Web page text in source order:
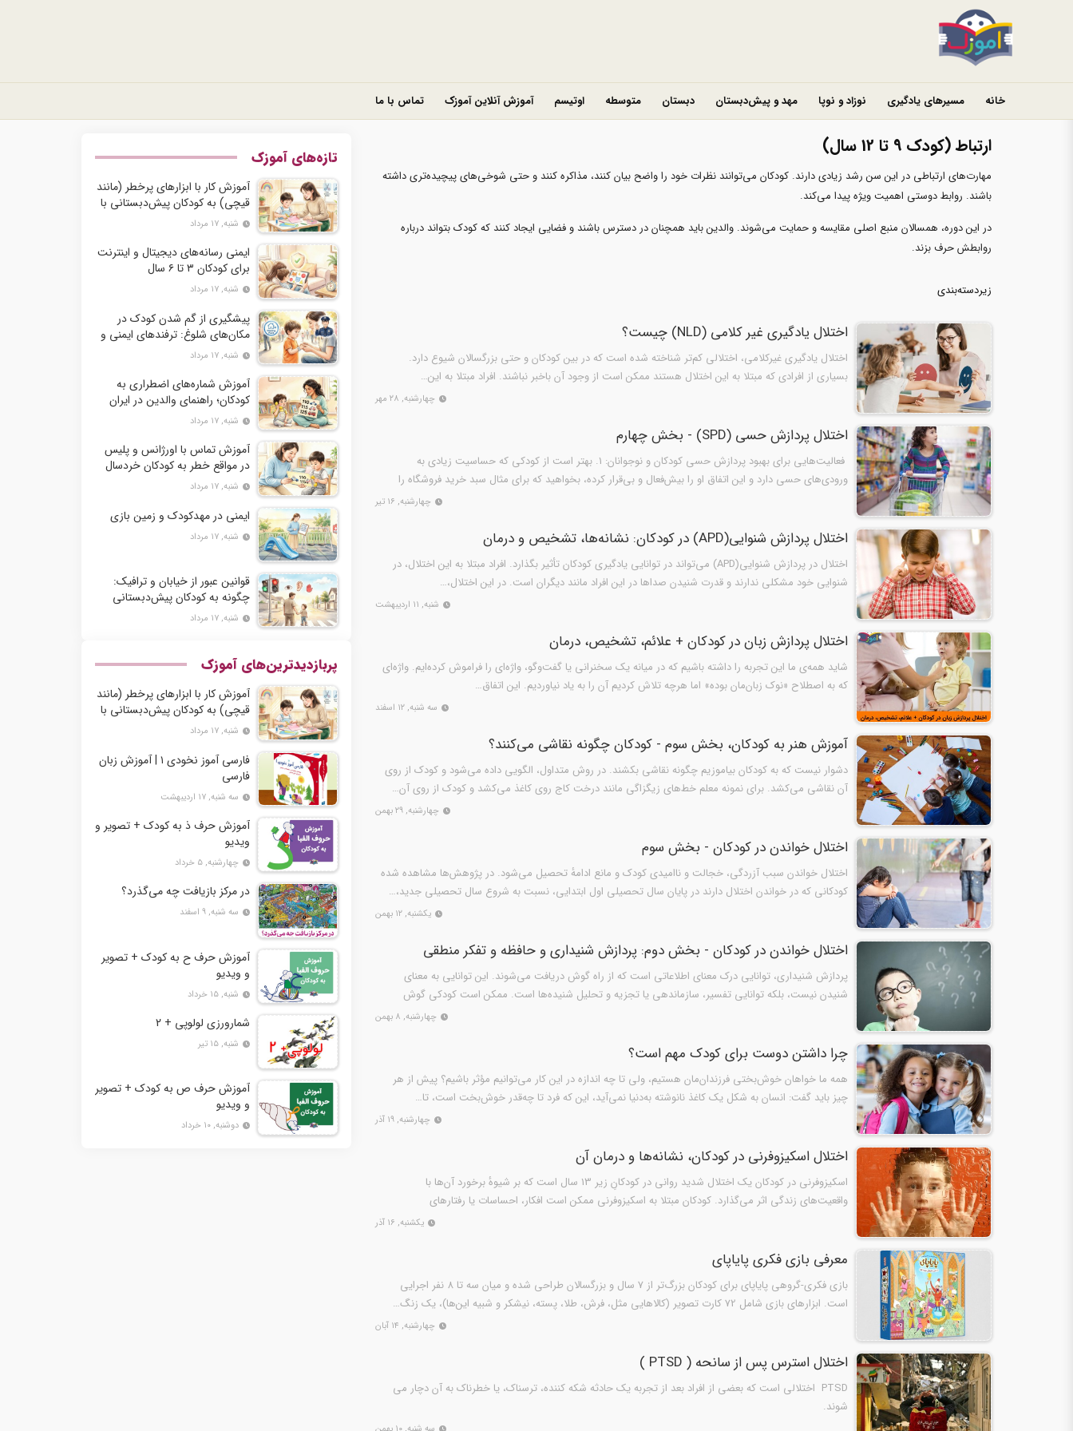
خانه مسیرهای یادگیری نوزاد و نوپا مهد و پیش‌دبستان دبستان متوسطه اوتیسم آموزش آنلاین آموزک تماس با ما
ارتباط (کودک 9 تا 12 سال)
مهارت‌های ارتباطی در این سن رشد زیادی دارند. کودکان می‌توانند نظرات خود را واضح بیان کنند، مذاکره کنند و حتی شوخی‌های پیچیده‌تری داشته
باشند. روابط دوستی اهمیت ویژه پیدا می‌کند.
در این دوره، همسالان منبع اصلی مقایسه و حمایت می‌شوند. والدین باید همچنان در دسترس باشند و فضایی ایجاد کنند که کودک بتواند درباره
روابطش حرف بزند.
زیردسته‌بندی
اختلال یادگیری غیر کلامی (NLD) چیست؟
اختلال یادگیری غیرکلامی، اختلالی کم‌تر شناخته شده است که در بین کودکان و حتی بزرگسالان شیوع دارد.
بسیاری از افرادی که مبتلا به این اختلال هستند ممکن است از وجود آن باخبر نباشند. افراد مبتلا به این…
چهارشنبه, ۲۸ مهر
اختلال پردازش حسی (SPD) - بخش چهارم
فعالیت‌هایی برای بهبود پردازش حسی کودکان و نوجوانان: 1. بهتر است از کودکی که حساسیت زیادی به
ورودی‌های حسی دارد و این اتفاق او را بیش‌فعال و بی‌قرار کرده، بخواهید که برای مثال سبد خرید فروشگاه را
چهارشنبه, ۱۶ تیر
اختلال پردازش شنوایی(APD) در کودکان: نشانه‌ها، تشخیص و درمان
اختلال در پردازش شنوایی(APD) می‌تواند در توانایی یادگیری کودکان تأثیر بگذارد. افراد مبتلا به این اختلال، در
شنوایی خود مشکلی ندارند و قدرت شنیدن صداها در این افراد مانند دیگران است. در این اختلال،…
شنبه, ۱۱ اردیبهشت
اختلال پردازش زبان در کودکان + علائم، تشخیص، درمان
شاید همه‌‌ی ما این تجربه را داشته باشیم که در میانه یک سخنرانی یا گفت‌وگو، واژه‌ای را فراموش کرده‌ایم. واژه‌ای
که به اصطلاح «نوک زبان‌مان بوده» اما هرچه تلاش کردیم آن را به یاد نیاوردیم. این اتفاق…
سه شنبه, ۱۲ اسفند
آموزش هنر به کودکان، بخش سوم - کودکان چگونه نقاشی می‌کنند؟
دشوار نیست که به کودکان بیاموزیم چگونه نقاشی بکشند. در روش متداول، الگویی داده می‌شود و کودک از روی
آن نقاشی می‌کشد. برای نمونه معلم خط‌های زیگزاگی مانند درخت کاج روی کاغذ می‌کشد و کودک از روی آن…
چهارشنبه, ۲۹ بهمن
اختلال خواندن در کودکان - بخش سوم
اختلال خواندن سبب آزردگی، خجالت و ناامیدی کودک و مانع ادامهٔ تحصیل می‌شود. در پژوهش‌ها مشاهده شده
کودکانی که در خواندن اختلال دارند در پایان سال تحصیلی اول ابتدایی، نسبت به شروع سال تحصیلی جدید،…
یکشنبه, ۱۲ بهمن
اختلال خواندن در کودکان - بخش دوم: پردازش شنیداری و حافظه و تفکر منطقی
پردازش شنیداری، توانایی درک معنای اطلاعاتی است که از راه گوش دریافت می‌شوند. این توانایی به معنای
شنیدن نیست، بلکه توانایی تفسیر، سازماندهی یا تجزیه و تحلیل شنیده‌ها است. ممکن است کودکی گوش
چهارشنبه, ۸ بهمن
چرا داشتن دوست برای کودک مهم است؟
همه ما خواهان خوش‌بختی فرزندان‌مان هستیم، ولی تا چه اندازه در این کار می‌توانیم مؤثر باشیم؟ پیش از هر
چیز باید گفت: انسان به شکل یک کاغذ نانوشته به‌دنیا نمی‌آید، این که فرد تا چه‌قدر خوش‌بخت است، تا…
چهارشنبه, ۱۹ آذر
اختلال اسکیزوفرنی در کودکان، نشانه‌ها و درمان آن
اسکیزوفرنی در کودکان یک اختلال شدید روانی در کودکانِ زیر 13 سال است که بر شیوهٔ برخورد آن‌ها با
واقعیت‌های زندگی اثر می‌گذارد. کودکان مبتلا به اسکیزوفرنی ممکن است افکار، احساسات یا رفتارهای
یکشنبه, ۱۶ آذر
معرفی بازی فکری پایاپای
بازی فکری-گروهی پایاپای برای کودکان بزرگ‌تر از 7 سال و بزرگسالان طراحی شده و میان سه تا 8 نفر اجرایی
است. ابزارهای بازی شامل 72 کارت تصویر (کالاهایی مثل، فرش، طلا، پسته، نیشکر و شبیه این‌ها)، یک زنگ…
چهارشنبه, ۱۴ آبان
اختلال استرس پس از سانحه ( PTSD )
PTSD اختلالى است که بعضى از افراد بعد از تجربه یک حادثه شکه کننده، ترسناك، یا خطرناك به آن دچار مى
شوند.
تازه‌های آموزک
آموزش کار با ابزارهای پرخطر (مانند
قیچی) به کودکان پیش‌دبستانی با
رعایت اصول ایمنی
شنبه, ۱۷ مرداد
ایمنی رسانه‌های دیجیتال و اینترنت
برای کودکان ۳ تا ۶ سال
شنبه, ۱۷ مرداد
پیشگیری از گم شدن کودک در
مکان‌های شلوغ: ترفندهای ایمنی و
آموزش به کودک
شنبه, ۱۷ مرداد
آموزش شماره‌های اضطراری به
کودکان؛ راهنمای والدین در ایران
شنبه, ۱۷ مرداد
آموزش تماس با اورژانس و پلیس
در مواقع خطر به کودکان خردسال
شنبه, ۱۷ مرداد
ایمنی در مهدکودک و زمین بازی
شنبه, ۱۷ مرداد
قوانین عبور از خیابان و ترافیک:
چگونه به کودکان پیش‌دبستانی
آموزش دهیم؟
شنبه, ۱۷ مرداد
پربازدیدترین‌های آموزک
آموزش کار با ابزارهای پرخطر (مانند
قیچی) به کودکان پیش‌دبستانی با
رعایت اصول ایمنی
شنبه, ۱۷ مرداد
فارسی آموز نخودی ۱ | آموزش زبان
فارسی
سه شنبه, ۱۷ اردیبهشت
آموزش حرف ذ به کودک + تصویر و
ویدیو
چهارشنبه, ۵ خرداد
در مرکز بازیافت چه می‌گذرد؟
سه شنبه, ۹ اسفند
آموزش حرف ح به کودک + تصویر
و ویدیو
شنبه, ۱۵ خرداد
شمارورزی لولوپی + 2
شنبه, ۱۵ تیر
آموزش حرف ص به کودک + تصویر
و ویدیو
دوشنبه, ۱۰ خرداد